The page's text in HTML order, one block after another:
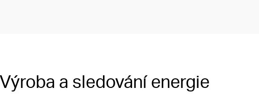
Úspora díky solární energii